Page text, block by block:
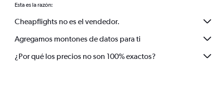
Esta es la razón:
Cheapflights no es el vendedor.
Agregamos montones de datos para ti
¿Por qué los precios no son 100% exactos?